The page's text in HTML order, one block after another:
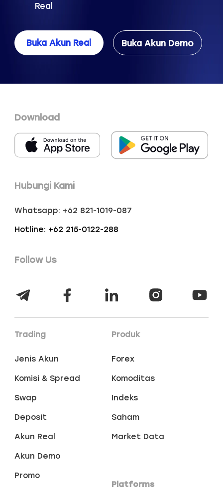
Real
Buka Akun Real Buka Akun Demo
Download
Hubungi Kami
Whatsapp: +62 821-1019-087
Hotline: +62 215-0122-288
Follow Us
Trading
Jenis Akun
Komisi & Spread
Swap
Deposit
Akun Real
Akun Demo
Promo
Produk
Forex
Komoditas
Indeks
Saham
Market Data
Platforms